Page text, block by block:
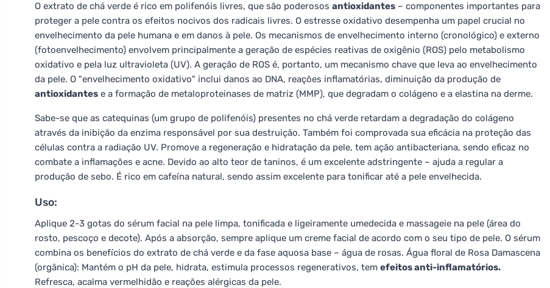
O extrato de chá verde é rico em polifenóis livres, que são poderosos antioxidantes – componentes importantes para
proteger a pele contra os efeitos nocivos dos radicais livres. O estresse oxidativo desempenha um papel crucial no
envelhecimento da pele humana e em danos à pele. Os mecanismos de envelhecimento interno (cronológico) e externo
(fotoenvelhecimento) envolvem principalmente a geração de espécies reativas de oxigênio (ROS) pelo metabolismo
oxidativo e pela luz ultravioleta (UV). A geração de ROS é, portanto, um mecanismo chave que leva ao envelhecimento
da pele. O "envelhecimento oxidativo" inclui danos ao DNA, reações inflamatórias, diminuição da produção de
antioxidantes e a formação de metaloproteinases de matriz (MMP), que degradam o colágeno e a elastina na derme.
Sabe-se que as catequinas (um grupo de polifenóis) presentes no chá verde retardam a degradação do colágeno
através da inibição da enzima responsável por sua destruição. Também foi comprovada sua eficácia na proteção das
células contra a radiação UV. Promove a regeneração e hidratação da pele, tem ação antibacteriana, sendo eficaz no
combate a inflamações e acne. Devido ao alto teor de taninos, é um excelente adstringente – ajuda a regular a
produção de sebo. É rico em cafeína natural, sendo assim excelente para tonificar até a pele envelhecida.
Uso:
Aplique 2-3 gotas do sérum facial na pele limpa, tonificada e ligeiramente umedecida e massageie na pele (área do
rosto, pescoço e decote). Após a absorção, sempre aplique um creme facial de acordo com o seu tipo de pele. O sérum
combina os benefícios do extrato de chá verde e da fase aquosa base – água de rosas. Água floral de Rosa Damascena
(orgânica): Mantém o pH da pele, hidrata, estimula processos regenerativos, tem efeitos anti-inflamatórios.
Refresca, acalma vermelhidão e reações alérgicas da pele.